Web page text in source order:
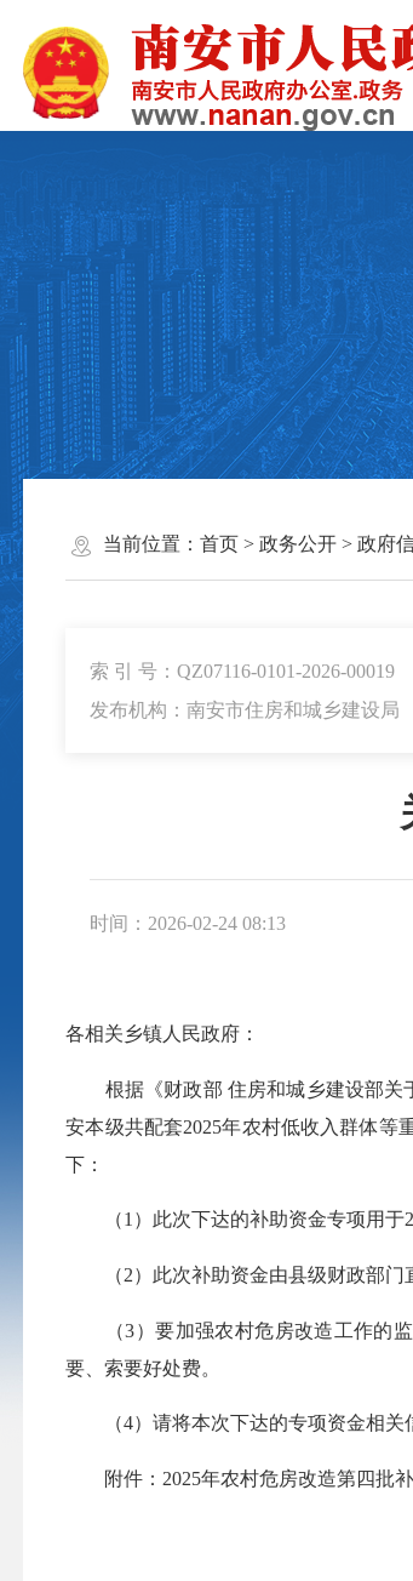
当前位置： 首页> 政务公开> 政府
索 引 号：QZ07116-0101-2026-00019
发布机构：南安市住房和城乡建设局
时间：2026-02-24 08:13
各相关乡镇人民政府：
根据《财政部 住房和城乡建设部关于
安本级共配套2025年农村低收入群体等
下：
（1）此次下达的补助资金专项用于
（2）此次补助资金由县级财政部门
（3）要加强农村危房改造工作的监
要、索要好处费。
（4）请将本次下达的专项资金相关
附件：2025年农村危房改造第四批补